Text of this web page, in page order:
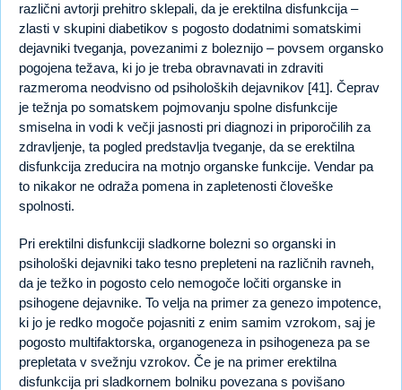
različni avtorji prehitro sklepali, da je erektilna disfunkcija –
zlasti v skupini diabetikov s pogosto dodatnimi somatskimi
dejavniki tveganja, povezanimi z boleznijo – povsem organsko
pogojena težava, ki jo je treba obravnavati in zdraviti
razmeroma neodvisno od psiholoških dejavnikov [41]. Čeprav
je težnja po somatskem pojmovanju spolne disfunkcije
smiselna in vodi k večji jasnosti pri diagnozi in priporočilih za
zdravljenje, ta pogled predstavlja tveganje, da se erektilna
disfunkcija zreducira na motnjo organske funkcije. Vendar pa
to nikakor ne odraža pomena in zapletenosti človeške
spolnosti.
Pri erektilni disfunkciji sladkorne bolezni so organski in
psihološki dejavniki tako tesno prepleteni na različnih ravneh,
da je težko in pogosto celo nemogoče ločiti organske in
psihogene dejavnike. To velja na primer za genezo impotence,
ki jo je redko mogoče pojasniti z enim samim vzrokom, saj je
pogosto multifaktorska, organogeneza in psihogeneza pa se
prepletata v svežnju vzrokov. Če je na primer erektilna
disfunkcija pri sladkornem bolniku povezana s povišano